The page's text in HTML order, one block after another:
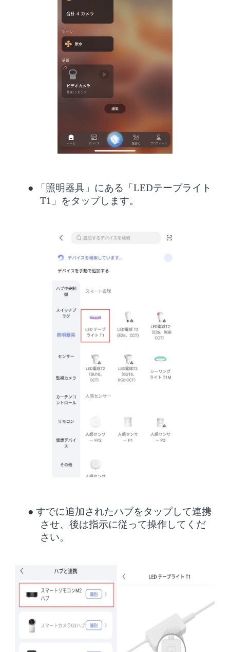
● 「照明器具」にある「 LEDテープライト
T1」をタップします。
● すでに追加されたハブをタップして連携
させ、後は指示に従って操作してくだ
さい。